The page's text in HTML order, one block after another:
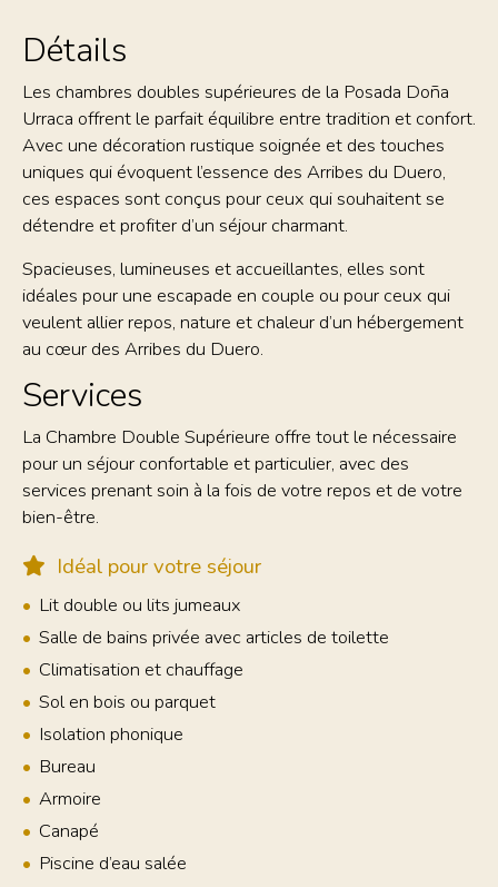
Détails
Les chambres doubles supérieures de la Posada Doña
Urraca offrent le parfait équilibre entre tradition et confort.
Avec une décoration rustique soignée et des touches
uniques qui évoquent l’essence des Arribes du Duero,
ces espaces sont conçus pour ceux qui souhaitent se
détendre et profiter d’un séjour charmant.
Spacieuses, lumineuses et accueillantes, elles sont
idéales pour une escapade en couple ou pour ceux qui
veulent allier repos, nature et chaleur d’un hébergement
au cœur des Arribes du Duero.
Services
La Chambre Double Supérieure offre tout le nécessaire
pour un séjour confortable et particulier, avec des
services prenant soin à la fois de votre repos et de votre
bien-être.
Idéal pour votre séjour
Lit double ou lits jumeaux
Salle de bains privée avec articles de toilette
Climatisation et chauffage
Sol en bois ou parquet
Isolation phonique
Bureau
Armoire
Canapé
Piscine d’eau salée